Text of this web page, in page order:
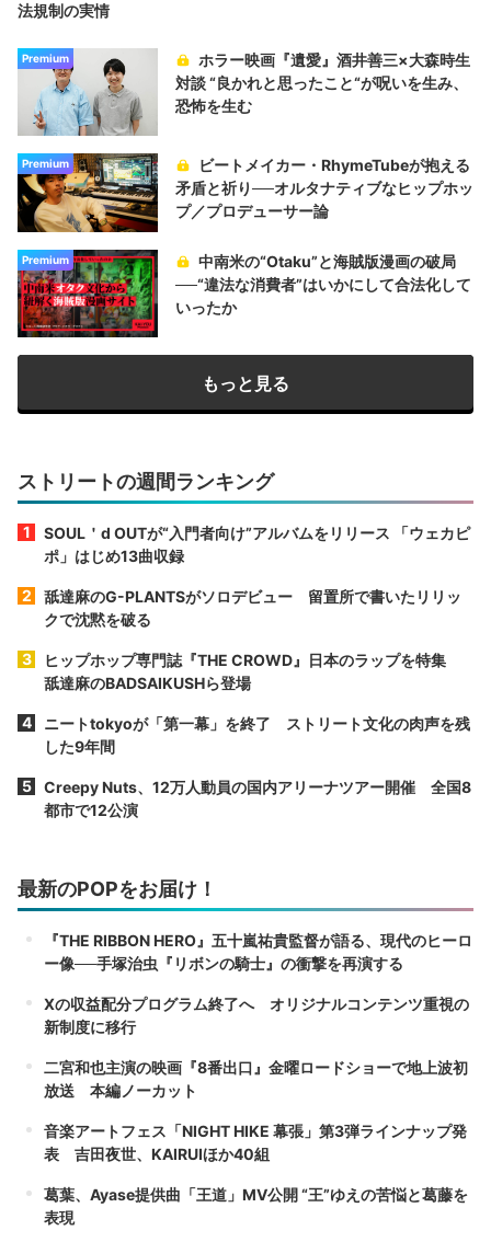
法規制の実情
Premium
ホラー映画『遺愛』酒井善三×大森時生
対談 “良かれと思ったこと“が呪いを生み、
恐怖を生む
Premium
ビートメイカー・RhymeTubeが抱える
矛盾と祈り──オルタナティブなヒップホッ
プ／プロデューサー論
Premium
中南米の“Otaku”と海賊版漫画の破局
──“違法な消費者”はいかにして合法化して
いったか
もっと見る
ストリートの週間ランキング
SOUL＇d OUTが“入門者向け”アルバムをリリース 「ウェカピ
ポ」はじめ13曲収録
舐達麻のG-PLANTSがソロデビュー 留置所で書いたリリッ
クで沈黙を破る
ヒップホップ専門誌『THE CROWD』日本のラップを特集
舐達麻のBADSAIKUSHら登場
ニートtokyoが「第一幕」を終了 ストリート文化の肉声を残
した9年間
Creepy Nuts、12万人動員の国内アリーナツアー開催 全国8
都市で12公演
最新のPOPをお届け！
『THE RIBBON HERO』五十嵐祐貴監督が語る、現代のヒーロ
ー像──手塚治虫『リボンの騎士』の衝撃を再演する
Xの収益配分プログラム終了へ オリジナルコンテンツ重視の
新制度に移行
二宮和也主演の映画『8番出口』金曜ロードショーで地上波初
放送 本編ノーカット
音楽アートフェス「NIGHT HIKE 幕張」第3弾ラインナップ発
表 吉田夜世、KAIRUIほか40組
葛葉、Ayase提供曲「王道」MV公開 “王”ゆえの苦悩と葛藤を
表現